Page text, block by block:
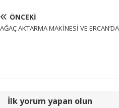
ÖNCEKI
AĞAÇ AKTARMA MAKİNESİ VE
İlk yorum yapan olun